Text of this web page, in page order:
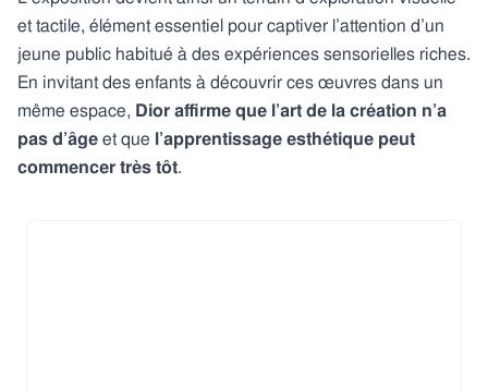
et tactile, élément essentiel pour captiver l’attention d’un
jeune public habitué à des expériences sensorielles riches.
En invitant des enfants à découvrir ces œuvres dans un
même espace, Dior affirme que l’art de la création n’a
pas d’âge et que
l’apprentissage esthétique peut
commencer très tôt.